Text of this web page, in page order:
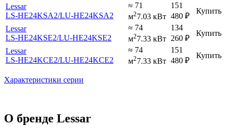
Lessar
LS-HE24KSA2/LU-HE24KSA2
≈ 71
м27.03 кВт
151
480 ₽
Купить
Lessar
LS-HE24KSE2/LU-HE24KSE2
≈ 74
м27.33 кВт
134
260 ₽
Купить
Lessar
LS-HE24KCE2/LU-HE24KCE2
≈ 74
м27.33 кВт
151
480 ₽
Купить
Характеристики серии
О бренде Lessar